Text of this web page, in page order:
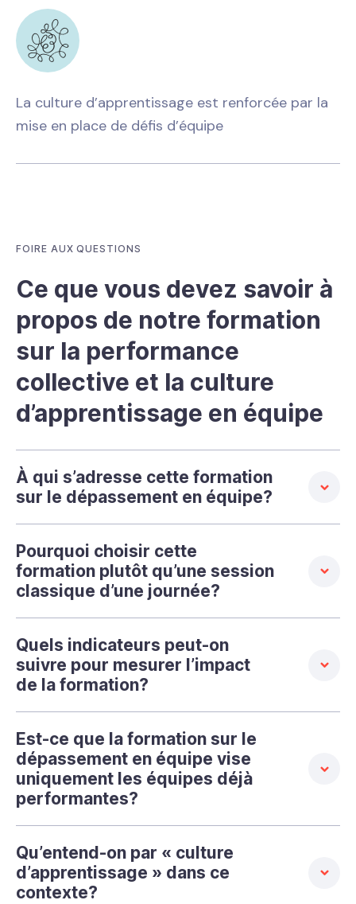
La culture d’apprentissage est renforcée par la
mise en place de défis d’équipe
FOIRE AUX QUESTIONS
Ce que vous devez savoir à
propos de notre formation
sur la performance
collective et la culture
d’apprentissage en équipe
À qui s’adresse cette formation
sur le dépassement en équipe?
Pourquoi choisir cette
formation plutôt qu’une session
classique d’une journée?
Quels indicateurs peut-on
suivre pour mesurer l’impact
de la formation?
Est-ce que la formation sur le
dépassement en équipe vise
uniquement les équipes déjà
performantes?
Qu’entend-on par « culture
d’apprentissage » dans ce
contexte?